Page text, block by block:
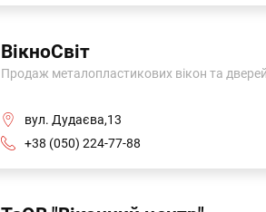
ВікноСвіт
Продаж металопластикових вікон та
вул. Дудаєва,13
+38 (050) 224-77-88